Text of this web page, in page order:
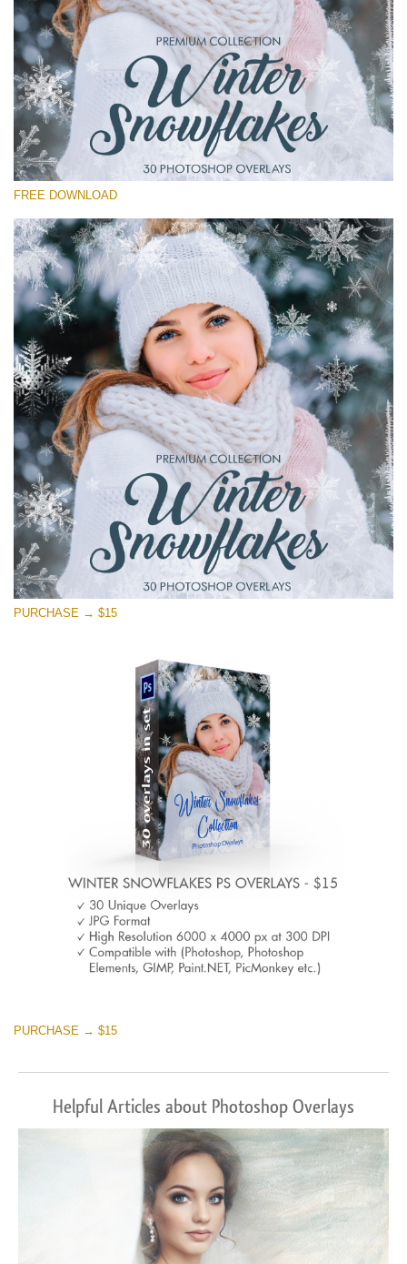
Por favor selecione
Free Winter Overlay #15
Small 800*533px
Winter Snowflakes
(30 Overlays)
Sunlight Collection
(290 Overlays)
Large 6000*4000px
Entire Collection
(1783 Overlays)
Large 6000*4000px
Download Grátis
FREE DOWNLOAD
PURCHASE → $15
PURCHASE → $15
Helpful Articles about Photoshop Overlays